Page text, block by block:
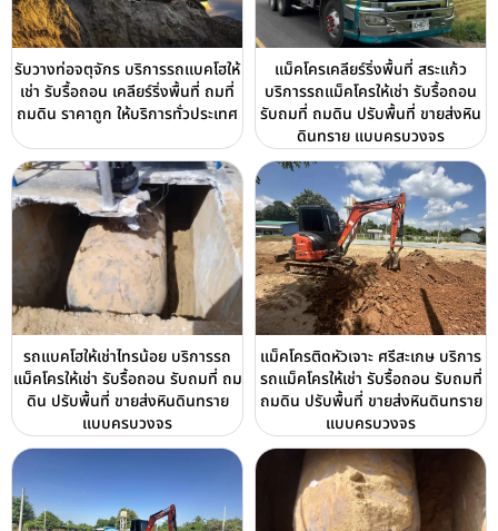
รับวางท่อจตุจักร บริการรถแบคโฮให้
เช่า รับรื้อถอน เคลียร์ริ่งพื้นที่ ถมที่
ถมดิน ราคาถูก ให้บริการทั่วประเทศ
แม็คโครเคลียร์ริ่งพื้นที่ สระแก้ว
บริการรถแม็คโครให้เช่า รับรื้อถอน
รับถมที่ ถมดิน ปรับพื้นที่ ขายส่งหิน
ดินทราย แบบครบวงจร
รถแบคโฮให้เช่าไทรน้อย บริการรถ
แม็คโครให้เช่า รับรื้อถอน รับถมที่ ถม
ดิน ปรับพื้นที่ ขายส่งหินดินทราย
แบบครบวงจร
แม็คโครติดหัวเจาะ ศรีสะเกษ บริการ
รถแม็คโครให้เช่า รับรื้อถอน รับถมที่
ถมดิน ปรับพื้นที่ ขายส่งหินดินทราย
แบบครบวงจร